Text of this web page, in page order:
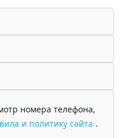
номера телефона,
и политику сайта .